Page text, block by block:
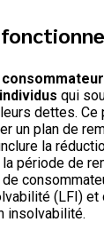
qui
dettes.
un plan de
la
période de
(LFI)
insolvabilité.